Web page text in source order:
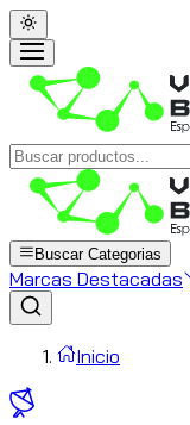
Buscar Categorias
Marcas Destacadas
Inicio